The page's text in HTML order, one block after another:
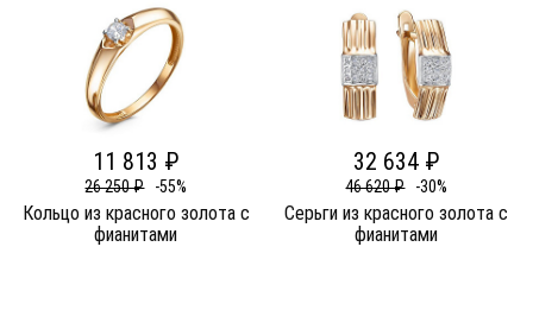
11 813 ₽
26 250 ₽ -55%
Кольцо из красного золота c
фианитами
32 634 ₽
46 620 ₽ -30%
Серьги из красного золота c
фианитами